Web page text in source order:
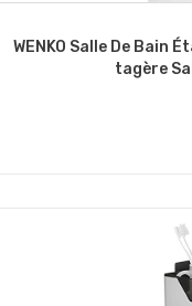
WENKO Salle De Bain
Tagère